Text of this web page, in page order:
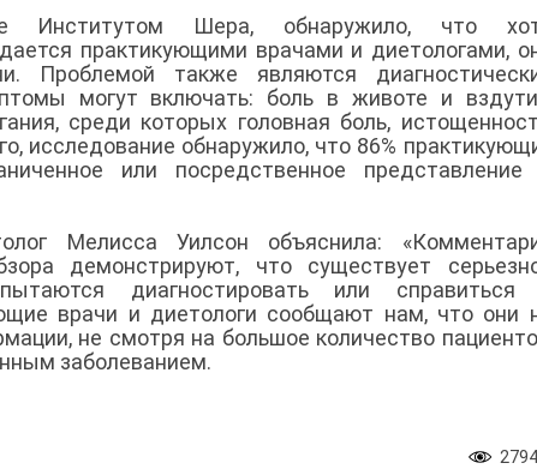
Институтом Шера, обнаружило, что
практикующими врачами и диетологами,
Проблемой также являются
могут включать: боль в животе и
среди которых головная боль,
исследование обнаружило, что 86%
или посредственное
Мелисса Уилсон объяснила:
демонстрируют, что существует
диагностировать или справиться
врачи и диетологи сообщают нам, что они
не смотря на большое количество
заболеванием.